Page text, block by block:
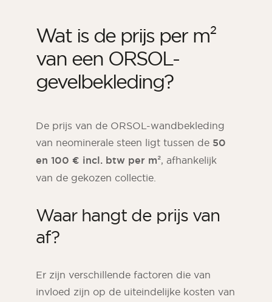
Wat is de prijs per m²
van een ORSOL-
gevelbekleding?
De prijs van de ORSOL-wandbekleding
van neominerale steen ligt tussen de 50
en 100 € incl. btw per m², afhankelijk
van de gekozen collectie.
Waar hangt de prijs van
af?
Er zijn verschillende factoren die van
invloed zijn op de uiteindelijke kosten van